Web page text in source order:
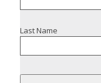
Last Name